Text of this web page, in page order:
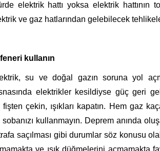
elektrik hattı yoksa elektrik hattının
ve gaz hatlarından gelebilecek
kullanın
su ve doğal gazın soruna yol
elektrikler kesildiyse güç geri
çekin, ışıkları kapatın. Hem gaz
kullanmayın. Deprem anında
saçılması gibi durumlar söz konusu
ve ışık düğmelerini açmamakta